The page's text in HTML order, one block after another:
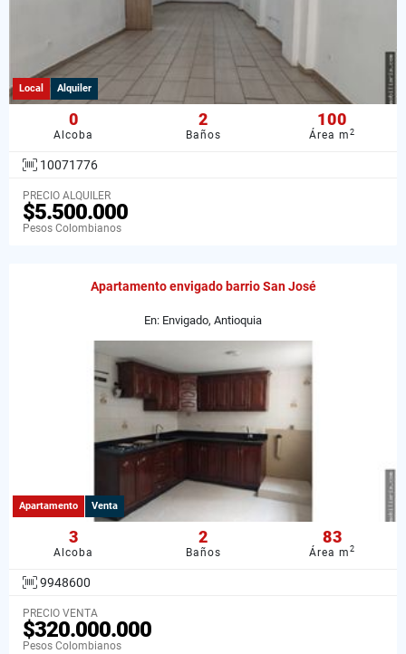
Local Alquiler
0
Alcoba
2
Baños
100
Área m2
10071776
PRECIO ALQUILER
$5.500.000
Pesos Colombianos
Apartamento envigado barrio San José
En: Envigado, Antioquia
Apartamento Venta
3
Alcoba
2
Baños
83
Área m2
9948600
PRECIO VENTA
$320.000.000
Pesos Colombianos